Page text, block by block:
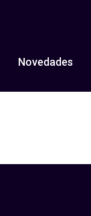
Novedades